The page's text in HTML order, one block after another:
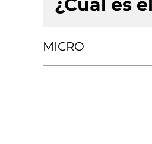
¿Cuál es
MICRO